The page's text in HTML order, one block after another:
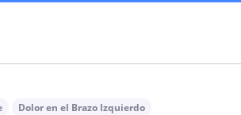
Dolor en el Brazo Izquierdo